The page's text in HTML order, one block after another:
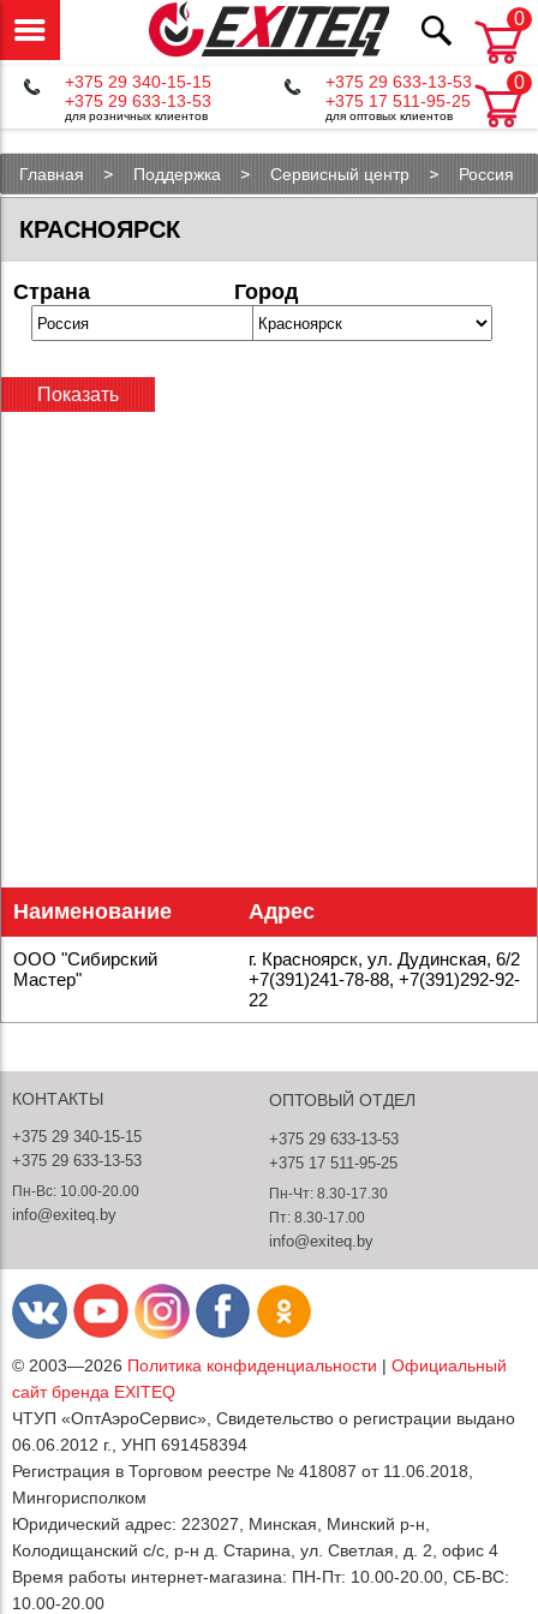
0
0
+375 29 340-15-15
+375 29 633-13-53
для розничных клиентов
+375 29 633-13-53
+375 17 511-95-25
для оптовых клиентов
Главная Поддержка Сервисный центр Россия
КРАСНОЯРСК
Страна Город
Показать
Наименование Адрес
ООО "Сибирский
Мастер"
г. Красноярск, ул. Дудинская, 6/2
+7(391)241‑78-88, +7(391)292‑92-
22
КОНТАКТЫ
+375 29 340-15-15
+375 29 633-13-53
Пн-Вс: 10.00-20.00
info@exiteq.by
ОПТОВЫЙ ОТДЕЛ
+375 29 633-13-53
+375 17 511-95-25
Пн-Чт: 8.30-17.30
Пт: 8.30-17.00
info@exiteq.by
© 2003—2026 Политика конфиденциальности | Официальный
сайт бренда EXITEQ
ЧТУП «ОптАэроСервис», Свидетельство о регистрации выдано
06.06.2012 г., УНП 691458394
Регистрация в Торговом реестре № 418087 от 11.06.2018,
Мингорисполком
Юридический адрес: 223027, Минская, Минский р-н,
Колодищанский с/с, р-н д. Старина, ул. Светлая, д. 2, офис 4
Время работы интернет-магазина: ПН-Пт: 10.00-20.00, СБ-ВС:
10.00-20.00